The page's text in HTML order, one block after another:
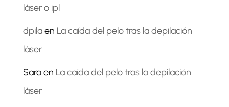
láser o ipl
dpilaen La caída del pelo tras la depilación
láser
Saraen La caída del pelo tras la depilación
láser